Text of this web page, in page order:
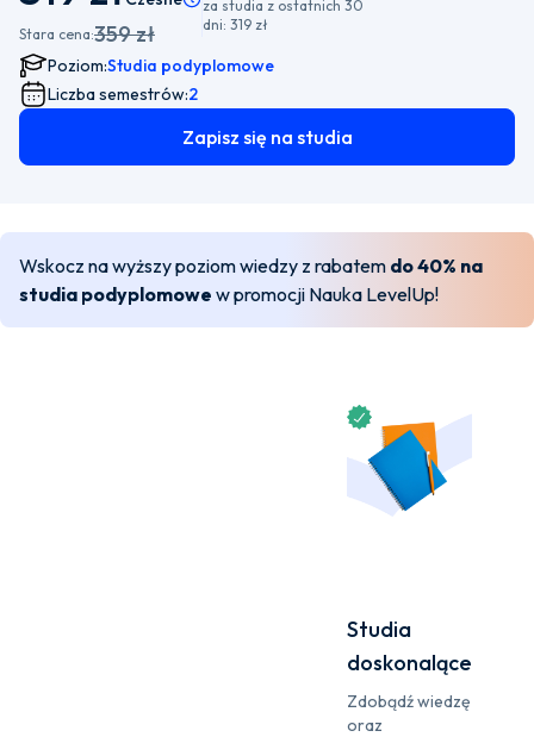
Stara cena:359 zł
za studia z ostatnich 30
dni: 319 zł
Poziom:Studia podyplomowe
Liczba semestrów:2
Zapisz się na studia
Wskocz na wyższy poziom wiedzy z rabatem do 40% na
studia podyplomowe w promocji Nauka LevelUp!
Studia
doskonalące
Zdobądź wiedzę
oraz